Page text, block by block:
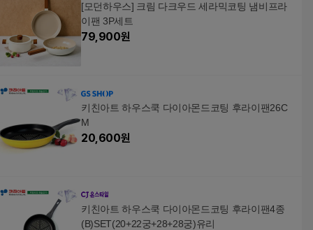
[모던하우스] 크림 다크우드 세라믹코팅 냄비프라
이팬 3P세트
79,900원
키친아트 하우스쿡 다이아몬드코팅 후라이팬26C
M
20,600원
키친아트 하우스쿡 다이아몬드코팅 후라이팬4종
(B)SET(20+22궁+28+28궁)유리